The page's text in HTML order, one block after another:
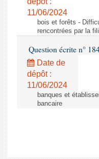
11/06/2024
bois et forêts -
rencontrées par la
Question écrite n°
Date de
dépôt :
11/06/2024
banques et
bancaire